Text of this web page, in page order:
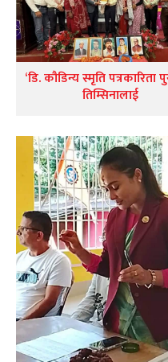
‘डि. कौडिन्य स्मृति पत्रकारिता
तिम्सिनालाई